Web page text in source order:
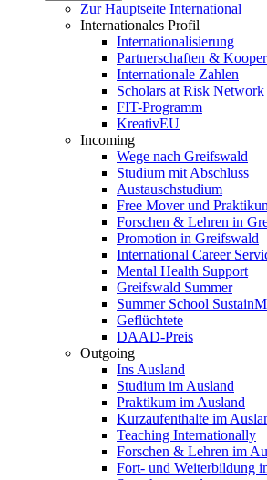
Zur Hauptseite International
Internationales Profil
Internationalisierung
Partnerschaften &
Internationale Zahlen
Scholars at Risk
FIT-Programm
KreativEU
Incoming
Wege nach Greifswald
Studium mit Abschluss
Austauschstudium
Free Mover und
Forschen & Lehren in
Promotion in Greifswald
International Career
Mental Health Support
Greifswald Summer
Summer School
Geflüchtete
DAAD-Preis
Outgoing
Ins Ausland
Studium im Ausland
Praktikum im Ausland
Kurzaufenthalte im
Teaching Internationally
Forschen & Lehren im
Fort- und Weiterbildung